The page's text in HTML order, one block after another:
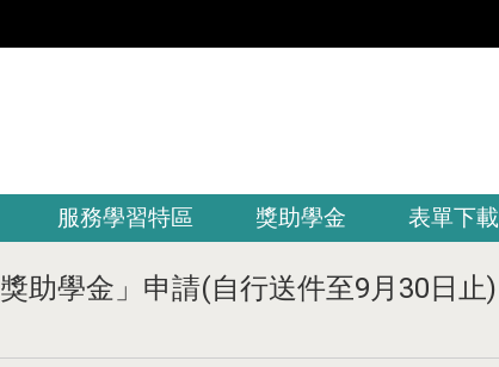
服務學習特區 獎助學金 表單下載
助學金」申請(自行送件至9月30日止)